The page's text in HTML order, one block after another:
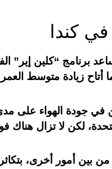
كندا
برنامج “كلين إير”
جودة الهواء على مدى
لكن لا تزال هناك
بين أمور أخرى،